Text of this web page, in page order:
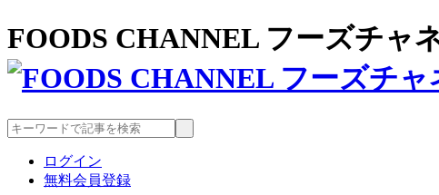
FOODS CHANNEL フーズチャ
ログイン
無料会員登録